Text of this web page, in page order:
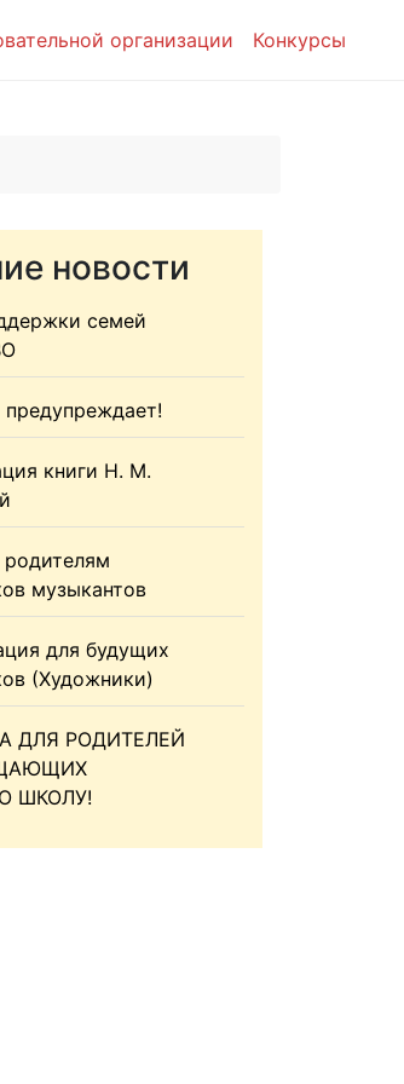
организации Конкурсы
новости
семей
книги Н. М.
музыкантов
для будущих
(Художники)
ДЛЯ РОДИТЕЛЕЙ
ШКОЛУ!